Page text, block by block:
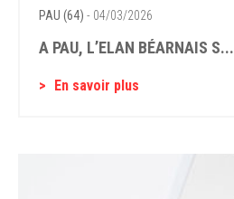
PAU (64) - 04/03/2026
A PAU, L’ELAN BÉARNAIS S...
En savoir plus